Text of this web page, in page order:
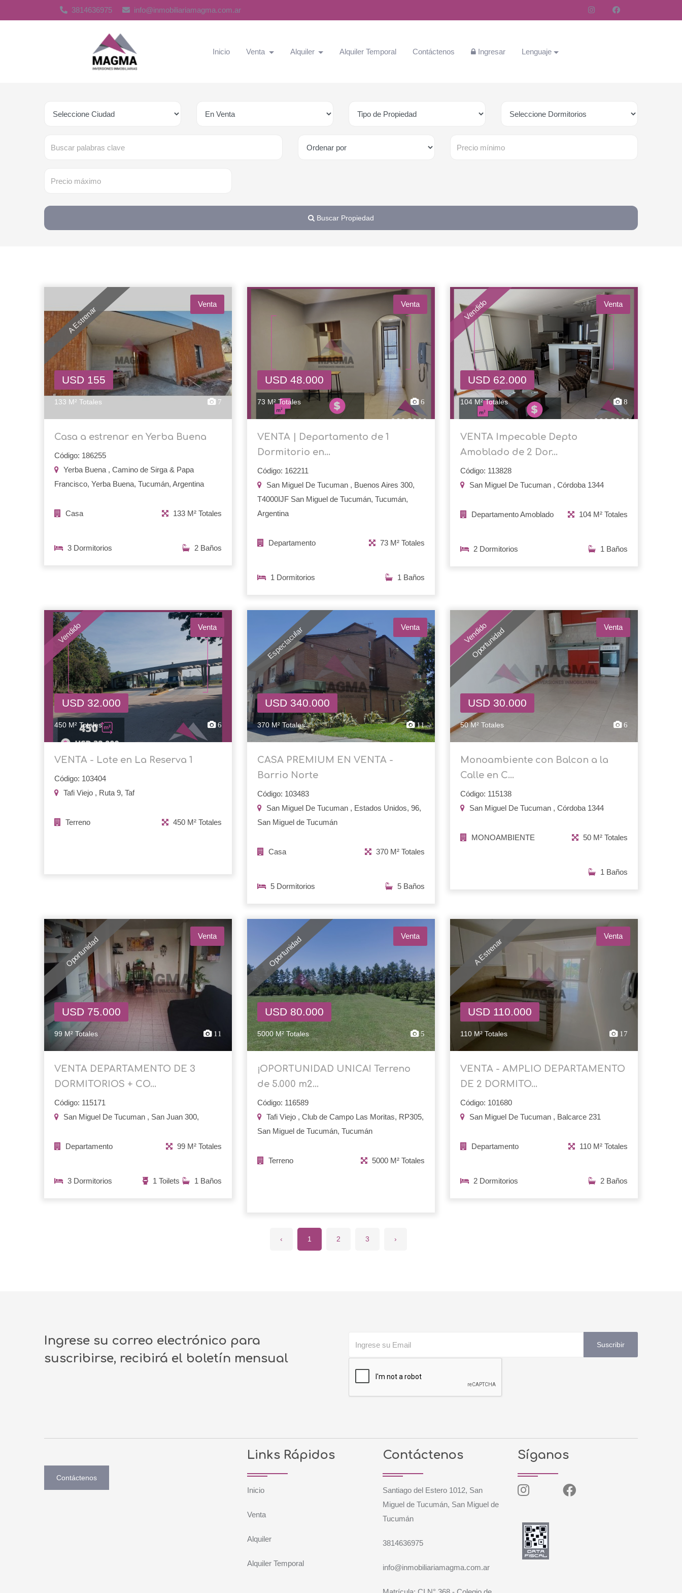
3814636975 info@inmobiliariamagma.com.ar
Inicio Venta Alquiler Alquiler Temporal Contáctenos Ingresar Lenguaje
Buscar Propiedad
A Estrenar
Venta
USD 155
133 M² Totales 7
Casa a estrenar en Yerba Buena
Código: 186255
Yerba Buena , Camino de Sirga & Papa
Francisco, Yerba Buena, Tucumán, Argentina
Casa 133 M² Totales
3 Dormitorios 2 Baños
Venta
USD 48.000
73 M² Totales 6
VENTA | Departamento de 1
Dormitorio en...
Código: 162211
San Miguel De Tucuman , Buenos Aires 300,
T4000IJF San Miguel de Tucumán, Tucumán,
Argentina
Departamento 73 M² Totales
1 Dormitorios 1 Baños
Vendido Venta
USD 62.000
104 M² Totales 8
VENTA Impecable Depto
Amoblado de 2 Dor...
Código: 113828
San Miguel De Tucuman , Córdoba 1344
Departamento Amoblado 104 M² Totales
2 Dormitorios 1 Baños
Vendido Venta
USD 32.000
450 M² Totales 6
VENTA - Lote en La Reserva 1
Código: 103404
Tafi Viejo , Ruta 9, Taf
Terreno 450 M² Totales
Espectacular Venta
USD 340.000
370 M² Totales 11
CASA PREMIUM EN VENTA -
Barrio Norte
Código: 103483
San Miguel De Tucuman , Estados Unidos, 96,
San Miguel de Tucumán
Casa 370 M² Totales
5 Dormitorios 5 Baños
Vendido
Oportunidad Venta
USD 30.000
50 M² Totales 6
Monoambiente con Balcon a la
Calle en C...
Código: 115138
San Miguel De Tucuman , Córdoba 1344
MONOAMBIENTE 50 M² Totales
1 Baños
Oportunidad Venta
USD 75.000
99 M² Totales 11
VENTA DEPARTAMENTO DE 3
DORMITORIOS + CO...
Código: 115171
San Miguel De Tucuman , San Juan 300,
Departamento 99 M² Totales
3 Dormitorios 1 Baños
1 Toilets
Oportunidad Venta
USD 80.000
5000 M² Totales 5
¡OPORTUNIDAD UNICA! Terreno
de 5.000 m2...
Código: 116589
Tafi Viejo , Club de Campo Las Moritas, RP305,
San Miguel de Tucumán, Tucumán
Terreno 5000 M² Totales
A Estrenar
Venta
USD 110.000
110 M² Totales 17
VENTA - AMPLIO DEPARTAMENTO
DE 2 DORMITO...
Código: 101680
San Miguel De Tucuman , Balcarce 231
Departamento 110 M² Totales
2 Dormitorios 2 Baños
‹ 1 2 3 ›
Ingrese su correo electrónico para
suscribirse, recibirá el boletín mensual
Suscribir
Contáctenos
Links Rápidos
Inicio
Venta
Alquiler
Alquiler Temporal
Contáctenos
Santiago del Estero 1012, San
Miguel de Tucumán, San Miguel de
Tucumán
3814636975
info@inmobiliariamagma.com.ar
Síganos